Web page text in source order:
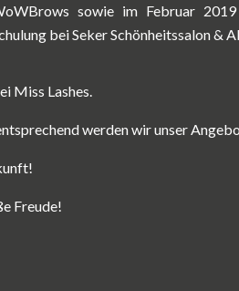
sowie im Februar 2019
bei Seker Schönheitssalon &
Miss Lashes.
werden wir unser
Freude!